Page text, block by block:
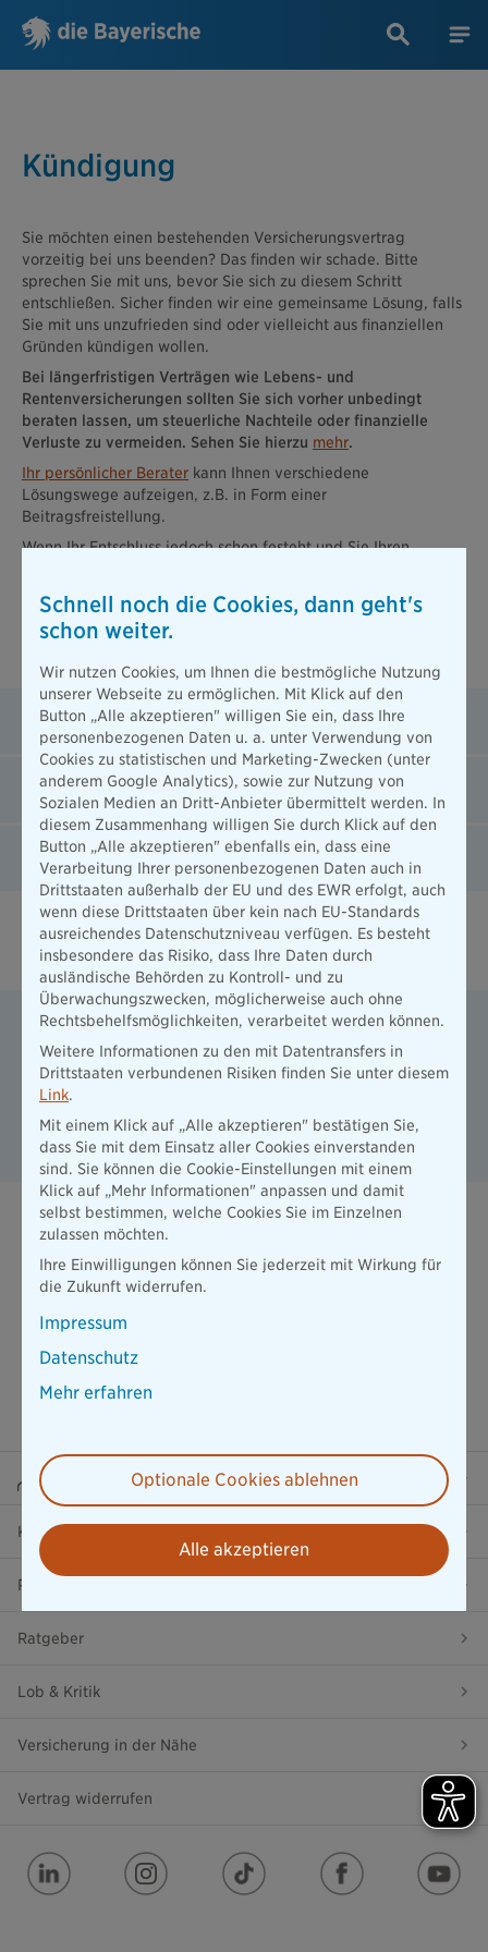
Kündigung
Sie möchten einen bestehenden Versicherungsvertrag
vorzeitig bei uns beenden? Das finden wir schade. Bitte
sprechen Sie mit uns, bevor Sie sich zu diesem Schritt
entschließen. Sicher finden wir eine gemeinsame Lösung, falls
Sie mit uns unzufrieden sind oder vielleicht aus finanziellen
Gründen kündigen wollen.
Bei längerfristigen Verträgen wie Lebens- und
Rentenversicherungen sollten Sie sich vorher unbedingt
beraten lassen, um steuerliche Nachteile oder finanzielle
Verluste zu vermeiden. Sehen Sie hierzu mehr.
Ihr persönlicher Berater kann Ihnen verschiedene
Lösungswege aufzeigen, z.B. in Form einer
Beitragsfreistellung.
Wenn Ihr Entschluss jedoch schon festeht und Sie Ihren
Lebens- und Rentenversicherung
Sachversicherung
Krankenzusatzversicherung
Wir freuen uns, wenn Sie bleiben!
Sprechen Sie mit uns!
Rufen Sie uns einfach an. In einem
persönlichen Gespräch finden wir
Lösung.
Beraterportal
Karriere
Presse
Ratgeber
Lob & Kritik
Versicherung in der Nähe
Vertrag widerrufen
Schnell noch die Cookies, dann geht's
schon weiter.
Wir nutzen Cookies, um Ihnen die bestmögliche Nutzung
unserer Webseite zu ermöglichen. Mit Klick auf den
Button „Alle akzeptieren" willigen Sie ein, dass Ihre
personenbezogenen Daten u. a. unter Verwendung von
Cookies zu statistischen und Marketing-Zwecken (unter
anderem Google Analytics), sowie zur Nutzung von
Sozialen Medien an Dritt-Anbieter übermittelt werden. In
diesem Zusammenhang willigen Sie durch Klick auf den
Button „Alle akzeptieren" ebenfalls ein, dass eine
Verarbeitung Ihrer personenbezogenen Daten auch in
Drittstaaten außerhalb der EU und des EWR erfolgt, auch
wenn diese Drittstaaten über kein nach EU-Standards
ausreichendes Datenschutzniveau verfügen. Es besteht
insbesondere das Risiko, dass Ihre Daten durch
ausländische Behörden zu Kontroll- und zu
Überwachungszwecken, möglicherweise auch ohne
Rechtsbehelfsmöglichkeiten, verarbeitet werden können.
Weitere Informationen zu den mit Datentransfers in
Drittstaaten verbundenen Risiken finden Sie unter diesem
Link.
Mit einem Klick auf „Alle akzeptieren" bestätigen Sie,
dass Sie mit dem Einsatz aller Cookies einverstanden
sind. Sie können die Cookie-Einstellungen mit einem
Klick auf „Mehr Informationen" anpassen und damit
selbst bestimmen, welche Cookies Sie im Einzelnen
zulassen möchten.
Ihre Einwilligungen können Sie jederzeit mit Wirkung für
die Zukunft widerrufen.
Impressum
Datenschutz
Mehr erfahren
Optionale Cookies ablehnen
Alle akzeptieren